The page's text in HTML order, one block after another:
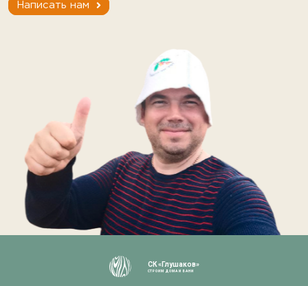
Написать нам
СК «Глушаков»
СТРОИМ ДОМА И БАНИ